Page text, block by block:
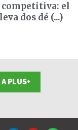
competitiva: el
dos dé (...)
PLUS+